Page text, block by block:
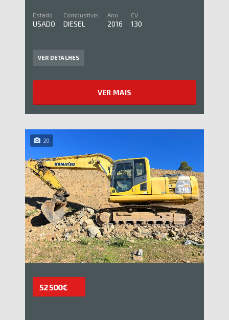
Estado
USADO
Combustível
DIESEL
Ano
2016
CV
130
VER DETALHES
VER MAIS
20
52 500€